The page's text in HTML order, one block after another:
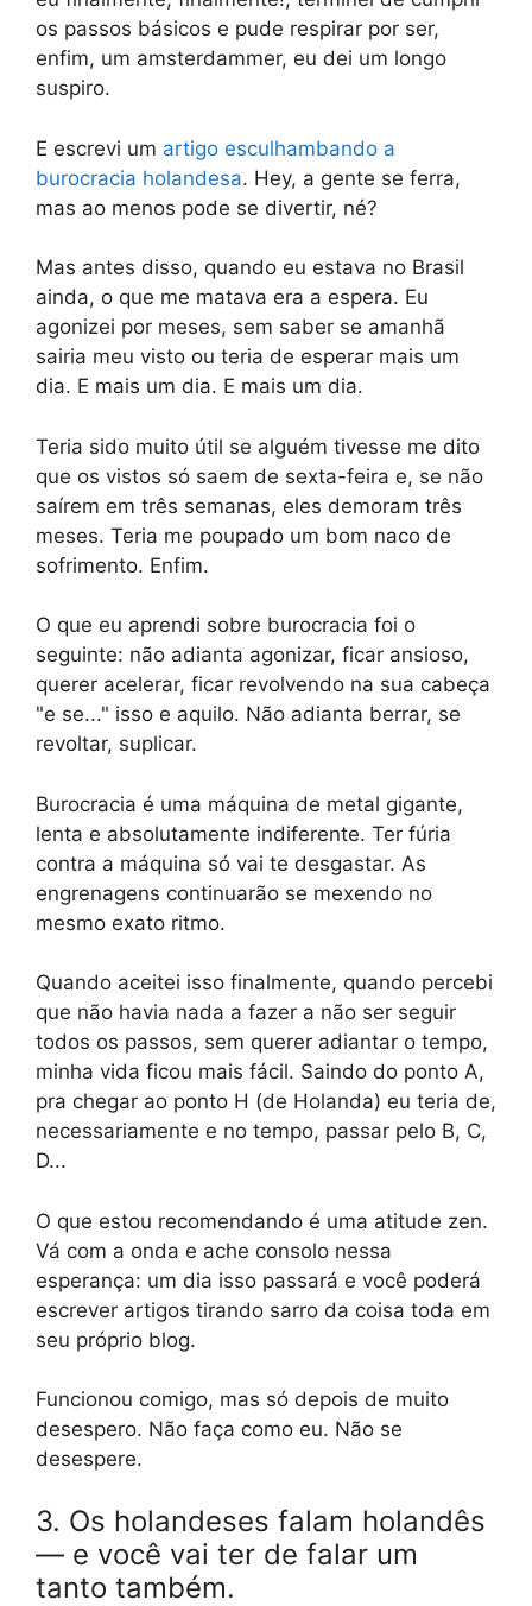
os passos básicos e pude respirar por ser,
enfim, um amsterdammer, eu dei um longo
suspiro.
E escrevi um artigo esculhambando a
burocracia holandesa. Hey, a gente se ferra,
mas ao menos pode se divertir, né?
Mas antes disso, quando eu estava no Brasil
ainda, o que me matava era a espera. Eu
agonizei por meses, sem saber se amanhã
sairia meu visto ou teria de esperar mais um
dia. E mais um dia. E mais um dia.
Teria sido muito útil se alguém tivesse me dito
que os vistos só saem de sexta-feira e, se não
saírem em três semanas, eles demoram três
meses. Teria me poupado um bom naco de
sofrimento. Enfim.
O que eu aprendi sobre burocracia foi o
seguinte: não adianta agonizar, ficar ansioso,
querer acelerar, ficar revolvendo na sua cabeça
"e se..." isso e aquilo. Não adianta berrar, se
revoltar, suplicar.
Burocracia é uma máquina de metal gigante,
lenta e absolutamente indiferente. Ter fúria
contra a máquina só vai te desgastar. As
engrenagens continuarão se mexendo no
mesmo exato ritmo.
Quando aceitei isso finalmente, quando percebi
que não havia nada a fazer a não ser seguir
todos os passos, sem querer adiantar o tempo,
minha vida ficou mais fácil. Saindo do ponto A,
pra chegar ao ponto H (de Holanda) eu teria de,
necessariamente e no tempo, passar pelo B, C,
D...
O que estou recomendando é uma atitude zen.
Vá com a onda e ache consolo nessa
esperança: um dia isso passará e você poderá
escrever artigos tirando sarro da coisa toda em
seu próprio blog.
Funcionou comigo, mas só depois de muito
desespero. Não faça como eu. Não se
desespere.
3. Os holandeses falam holandês
— e você vai ter de falar um
tanto também.